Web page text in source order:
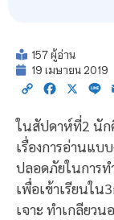
157 ผู้อ่าน
19 เมษายน 2019
Copy Facebook
X
ในสัปดาห์ที่2 นัก
เรื่องการอ่านแบ
ปลอดภัยในการท
เพื่อเข้าเรียนใน
เจาะ ทำเกลียว